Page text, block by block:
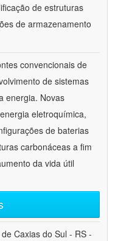
de estruturas
de armazenamento
convencionais de
de sistemas
energia. Novas
eletroquímica,
de baterias
carbonáceas a fim
da vida útil
Caxias do Sul - RS -